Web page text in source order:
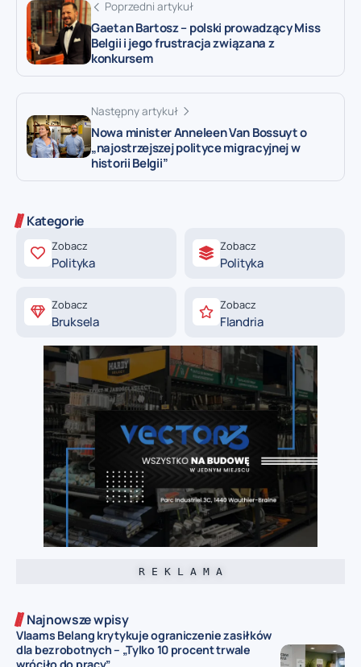
Poprzedni artykuł
Gaetan Bartosz – polski prowadzący Miss
Belgii i jego frustracja związana z
konkursem
Następny artykuł
Nowa minister Anneleen Van Bossuyt o
„najostrzejszej polityce migracyjnej w
historii Belgii”
Kategorie
Zobacz
Polityka
Zobacz
Polityka
Zobacz
Bruksela
Zobacz
Flandria
R E K L A M A
Najnowsze wpisy
Vlaams Belang krytykuje ograniczenie zasiłków
dla bezrobotnych – „Tylko 10 procent trwale